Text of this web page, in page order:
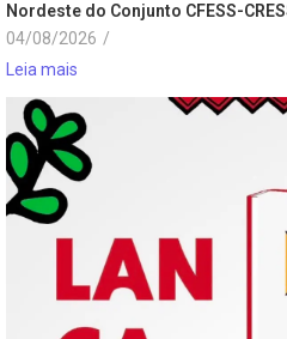
Nordeste do Conjunto CFESS-
04/08/2026 /
Leia mais